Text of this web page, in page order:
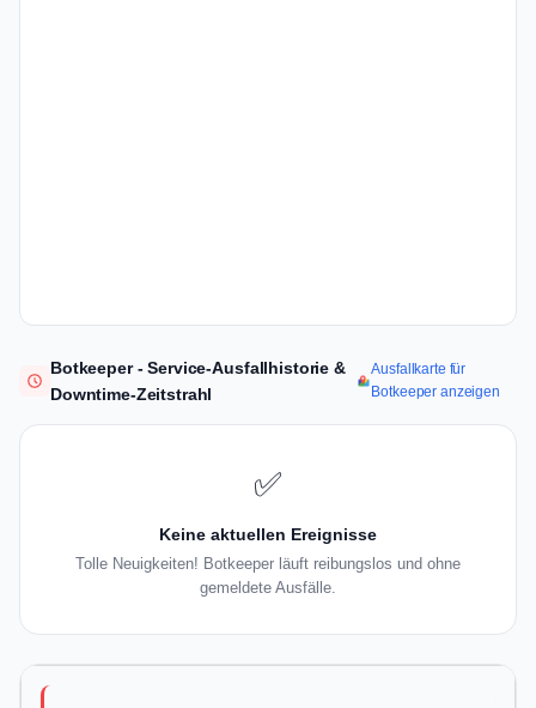
Botkeeper - Service-Ausfallhistorie &
Downtime-Zeitstrahl
Ausfallkarte für
Botkeeper anzeigen
✅
Keine aktuellen Ereignisse
Tolle Neuigkeiten! Botkeeper läuft reibungslos und ohne
gemeldete Ausfälle.